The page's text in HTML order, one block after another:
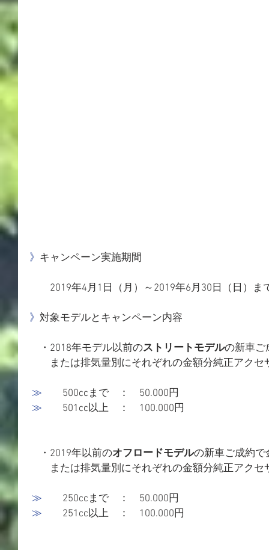
》 キャンペーン実施期間
2019年4月1日（月）～2019年6月30日（日）ま
》 対象モデルとキャンペーン内容
・2018年モデル以前のストリートモデルの新車ご
または排気量別にそれぞれの金額分純正アクセ
≫ 500ccまで　：　50.000円
≫
501cc以上　：　100.000円
・2019年以前のオフロードモデルの新車ご成約で
または排気量別にそれぞれの金額分純正アクセ
≫ 250ccまで　：　50.000円
≫ 251cc以上　：　100.000円